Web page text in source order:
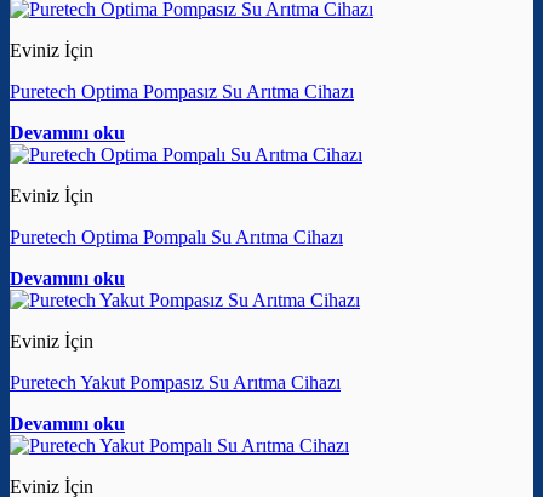
Eviniz İçin
Puretech Optima Pompasız Su Arıtma Cihazı
Devamını oku
Eviniz İçin
Puretech Optima Pompalı Su Arıtma Cihazı
Devamını oku
Eviniz İçin
Puretech Yakut Pompasız Su Arıtma Cihazı
Devamını oku
Eviniz İçin